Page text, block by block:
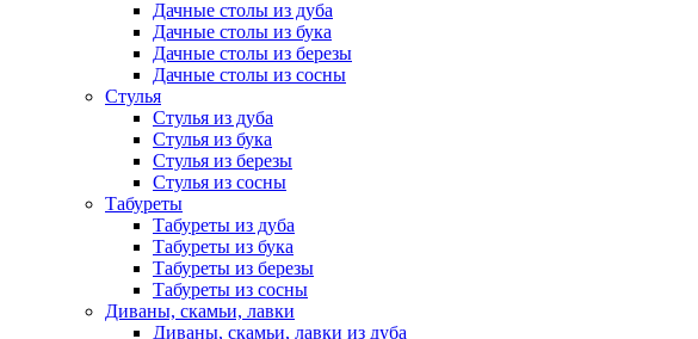
Дачные столы из дуба
Дачные столы из бука
Дачные столы из березы
Дачные столы из сосны
Стулья
Стулья из дуба
Стулья из бука
Стулья из березы
Стулья из сосны
Табуреты
Табуреты из дуба
Табуреты из бука
Табуреты из березы
Табуреты из сосны
Диваны, скамьи, лавки
Диваны, скамьи, лавки из дуба